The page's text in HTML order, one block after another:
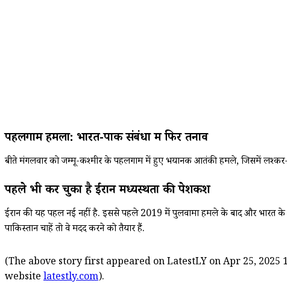
पहलगाम हमला: भारत-पाक संबंधों में फिर तनाव
बीते मंगलवार को जम्मू-कश्मीर के पहलगाम में हुए भयानक आतंकी हमले, जिसमें लश्कर-
पहले भी कर चुका है ईरान मध्यस्थता की पेशकश
ईरान की यह पहल नई नहीं है. इससे पहले 2019 में पुलवामा हमले के बाद और भारत के
पाकिस्तान चाहें तो वे मदद करने को तैयार हैं.
(The above story first appeared on LatestLY on Apr 25,
website latestly.com).